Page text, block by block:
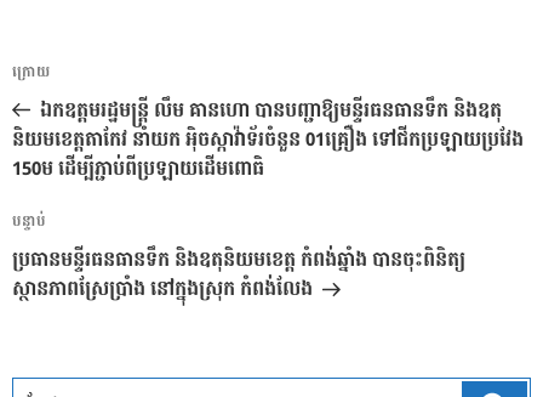
ការ​
នាំទិស​
ប្រកាស
អត្ថបទ
មុន
ក្រោយ
ឯកឧត្តមរដ្ឋមន្ត្រី លឹម គានហោ បានបញ្ជាឱ្យមន្ទីរធនធានទឹក និងឧតុ
និយមខេត្តតាកែវ នាំយក អុិចស្កាវ៉ាទ័រចំនួន 01គ្រឿង ទៅជីកប្រឡាយប្រវែង
150ម ដើម្បីភ្ជាប់ពីប្រឡាយដើមពោធិ
អត្ថបទ
បន្ទាប់
បន្ទាប់
ប្រធានមន្ទីរធនធានទឹក និងឧតុនិយមខេត្ត កំពង់ឆ្នាំង បានចុះពិនិត្យ
ស្ថានភាពស្រែប្រាំង នៅក្នុងស្រុក កំពង់លែង